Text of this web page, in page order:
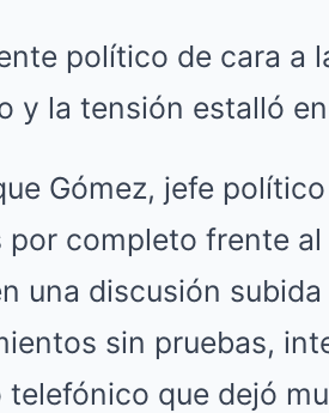
político de cara a
y la tensión estalló
Gómez, jefe
por completo frente
una discusión
sin pruebas,
telefónico que dejó